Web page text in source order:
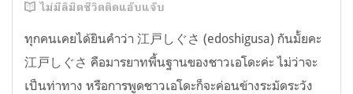
ไม่มีลิมิตชีวิตติดแอ๊บแจ๊บ
ทุกคนเคยได้ยินคำว่า 江戸しぐさ (edoshigusa) กันมั้ยคะ
江戸しぐさ คือมารยาทพื้นฐานของชาวเอโดะค่ะ ไม่ว่าจะ
เป็นท่าทาง หรือการพูดชาวเอโดะก็จะค่อนข้างระมัดระวัง